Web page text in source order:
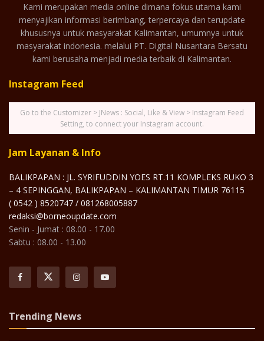
Kami merupakan media online dimana fokus utama kami
menyajikan informasi berimbang, terpercaya dan terupdate
khususnya untuk masyarakat Kalimantan, umumnya untuk
masyarakat indonesia. melalui PT. Digital Nusantara Bersatu
kami berusaha menjadi media terbaik di Kalimantan.
Instagram Feed
Go to the Customizer > JNews : Social, Like & View > Instagram Feed
Setting, to connect your Instagram account.
Jam Layanan & Info
BALIKPAPAN : JL. SYRIFUDDIN YOES RT.11 KOMPLEKS RUKO 3
– 4 SEPINGGAN, BALIKPAPAN – KALIMANTAN TIMUR 76115
( 0542 ) 8520747 / 081268005887
redaksi@borneoupdate.com
Senin - Jumat : 08.00 - 17.00
Sabtu : 08.00 - 13.00
Trending News